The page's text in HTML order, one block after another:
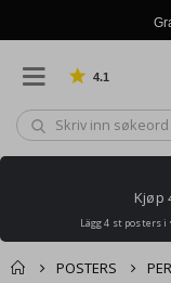
4.1
Kjøp
Lägg 4 st posters
POSTERS